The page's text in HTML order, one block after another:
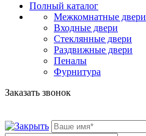
Полный каталог
Межкомнатные двери
Входные двери
Стеклянные двери
Раздвижные двери
Пеналы
Фурнитура
Заказать звонок